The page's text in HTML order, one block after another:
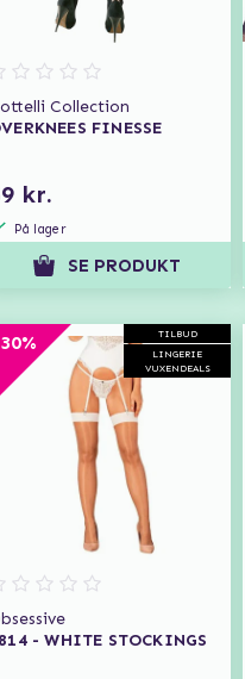
Collection
FINESSE
kr.
På lager
SE PRODUKT
TILBUD
LINGERIE
VUXENDEALS
- WHITE STOCKINGS